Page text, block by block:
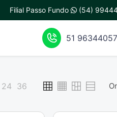
Filial Passo Fundo (54)
51 96344057
24 36